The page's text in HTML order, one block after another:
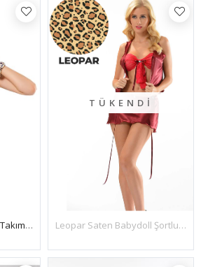
Leopar Babydoll Şortlu Takım - 1461
TÜKENDI
Leopar Saten Babydoll Şortlu Takım-342